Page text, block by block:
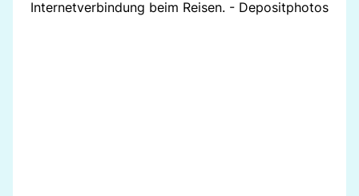
Internetverbindung beim Reisen. - Depositphotos